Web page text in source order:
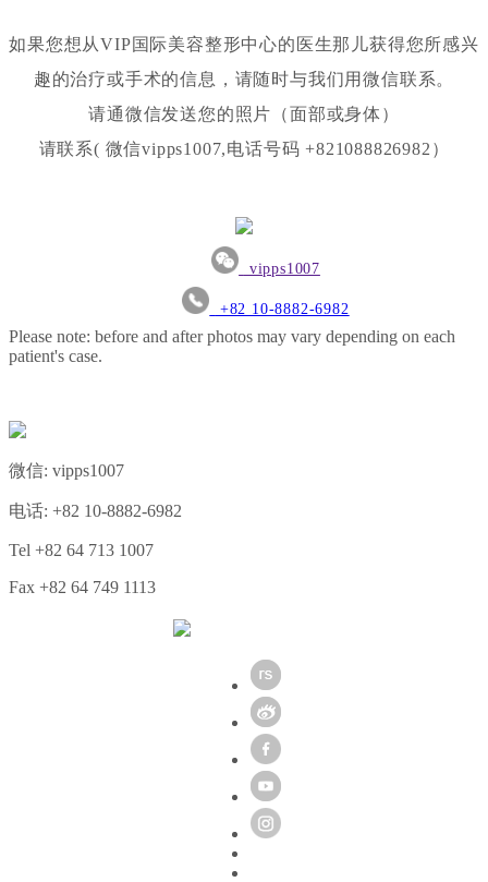
如果您想从VIP国际美容整形中心的医生那儿获得您所感兴
趣的治疗或手术的信息，请随时与我们用微信联系。
请通微信发送您的照片（面部或身体）
请联系( 微信vipps1007,电话号码 +821088826982）
vipps1007
+82 10-8882-6982
Please note: before and after photos may vary depending on each
patient's case.
微信: vipps1007
电话: +82 10-8882-6982
Tel +82 64 713 1007
Fax +82 64 749 1113